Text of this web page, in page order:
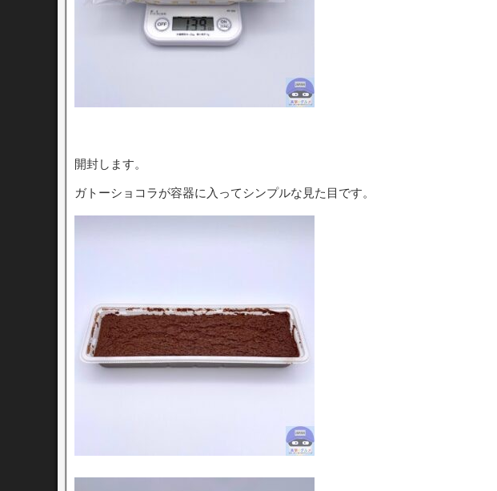
開封します。
ガトーショコラが容器に入ってシンプルな見た目です。